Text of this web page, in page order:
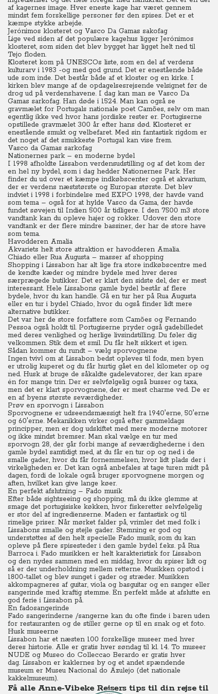
af kagernes image. Hver eneste kage har været gennem
mindst fem forskellige personer før den spises. Det er et
kæmpe stykke arbejde.
Jerónimos klosteret og Vasco Da Gamas sakofag
Lige ved siden af det populære kagehus ligger Jerónimos
klosteret, som siden det blev bygget har ligget helt ned til
Tejo floden.
Klosteret kom på UNESCOs liste, som en del af verdens
kulturarv i 1983 -og med god grund. Det er enestående både
ude som inde. Det består både af et kloster og en kirke. I
kirken blev mange af de opdagelsesrejsende velsignet før de
drog ud på verdenshavene. I dag kan man se Vasco Da
Gamas sarkofag. Han døde i 1524. Man kan også se
gravmælet for Portugals nationale poet Camões, selv om man
egentlig ikke ved hvor hans jordiske rester er. Portugiserne
opstillede gravmælet 300 år efter hans død. Klosteret er
enestående smukt og velbefaret. Med sin fantastisk rigdom er
det noget af det smukkeste Portugal kan vise frem.
Vasco da Gamas sarkofag
Nationernes park – en moderne bydel
I 1998 afholdte Lissabon verdensudstilling og af det kom der
en hel ny bydel, som i dag hedder Nationernes Park. Her
finder du ud over et kæmpe indkøbscenter også et akvarium,
der er verdens næststørste og Europas største. Det blev
indviet i 1998 i forbindelse med EXPO 1998, der havde vand
som tema – også for at hylde Vasco da Gama, der havde
fundet søvejen til Indien 500 år tidligere. I den 7500 m3 store
vandtank kan du opleve hajer og rokker. Udover den store
vandtank er der flere mindre bassiner, der har de store have
som tema.
Havodderen Amalia
Akvariets helt store attraktion er havodderen Amalia.
Chiado eller Rua Augusta – masser af shopping
Shopping i Lissabon har alt lige fra store indkøbscentre med
de kendte kæder og mindre bydele med hver deres
særprægede butikker. Det er klart den sidste del, der er mest
interessant. Hele Lissabons gamle bydel består af flere
bydele, hvor du kan handle. Gå en tur her på Rua Augusta
eller en tur i bydel Chiado, hvor du også finder lidt mere
alternative butikker.
Det var her de store forfattere som Camões og Fernando
Pessoa også holdt til. Portugiserne pryder også gadebilledet
med deres venlighed og herlige livsindstilling. Du føler dig
velkommen. Stik dem et smil. Du får helt sikkert et igen.
Sådan kommer du rundt – vælg sporvognene
Ingen tvivl om at Lissabon bedst opleves til fods, men byen
er utrolig kuperet og du får hurtig gået en del kilometer op og
ned. Husk at bruge de såkaldte gadelevatorer, der kan spare
én for mange trin. Der er selvfølgelig også busser og taxa,
men det er klart sporvognene, der er mest charme ved. De er
en af byens største seværdigheder.
Prøv en sporvogn i Lissabon
Sporvognene er udseendsmæssigt helt fra 1940'erne, 50'erne
og 60'erne. Mekanikken virker også efter gammeldags
principper, men er dog udskiftet med mere moderne motorer
og ikke mindst bremser. Man skal vælge en tur med
sporvogn 28, der går forbi mange af seværdighederne i den
gamle bydel samtidigt med, at du får en tur op og ned i de
smalle gader, hvor du får fornemmelsen, hvor lidt plads der i
virkeligheden er. Det kan også anbefales at tage turen midt på
dagen, fordi de lokale også bruger sporvognene morgen og
aften, hvilket kan give lange køer.
En perfekt afslutning – Fado musik
Efter både sightseeing og shopping, må du ikke glemme at
smage det portugisiske køkken, hvor fiskeretter selvfølgelig
er stor del af ingredienserne. Maden er fantastisk og til
rimelige priser. Når mørket falder på, vrimler det med folk i
Lissabons smalle og stejle gader. Stemning er god og
understøttes af den helt specielle Fado musik, som du kan
opleve på flere spisesteder i den gamle bydel f.eks. på Rua
Barroca i. Fado musikken er helt karakteristisk for Lissabon
og den nydes sammen med en middag, hvor du spiser lidt og
så er der underholdning mellem retterne. Musikken opstod i
1800-tallet og blev sunget i gader og stræder. Musikken
akkompagneres af guitar, viola og basguitar og en sanger eller
sangerinde med kraftig stemme. En perfekt måde at afslutte en
god ferie i Lissabon på.
En fadosangerinde
Fado sangerinderne /sangerne kan du ofte finde i baren uden
for restauranten og de stiller gerne op til en snak og et foto.
Husk museerne
Lissabon har et næsten 100 forskellige museer med hver
deres historie. Alle er gratis hver søndag til kl. 14. To museer
NUDE og Museo do Colleccao Berardo er gratis hver
dag. Lissabon er kaklernes by og et andet spændende
museum er Museu Nacional do Azulejo (det nationale
kakkelmuseum).
Få alle Anne-Vibeke Rejsers tips til din rejse til